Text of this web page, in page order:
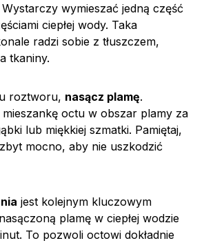
Wystarczy wymieszać jedną część
ciepłej wody. Taka
radzi sobie z tłuszczem,
tkaniny.
roztworu, nasącz plamę.
mieszankę octu w obszar plamy za
lub miękkiej szmatki. Pamiętaj,
mocno, aby nie uszkodzić
jest kolejnym kluczowym
plamę w ciepłej wodzie
To pozwoli octowi dokładnie